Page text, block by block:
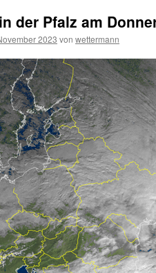
der Pfalz am
2023 von wettermann